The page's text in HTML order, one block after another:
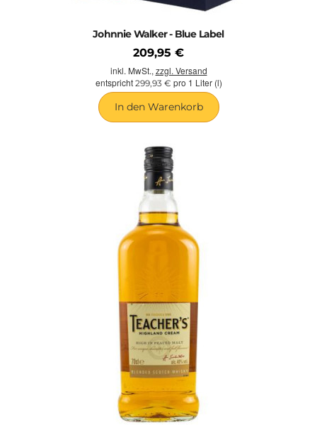
Johnnie Walker - Blue Label
209,95 €
inkl. MwSt., zzgl. Versand
entspricht 299,93 € pro 1 Liter (l)
In den Warenkorb